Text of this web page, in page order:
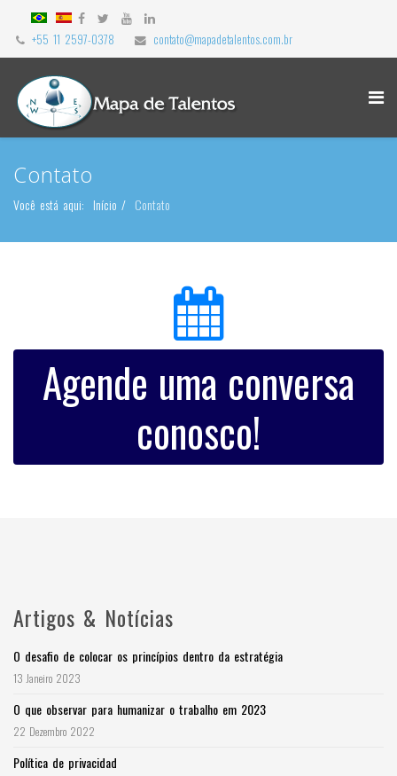
+55 11 2597-0378 contato@mapadetalentos.com.br
Contato
Você está aqui: Início Contato
Agende uma conversa
conosco!
Artigos & Notícias
O desafio de colocar os princípios dentro da estratégia
13 Janeiro 2023
O que observar para humanizar o trabalho em 2023
22 Dezembro 2022
Política de privacidad